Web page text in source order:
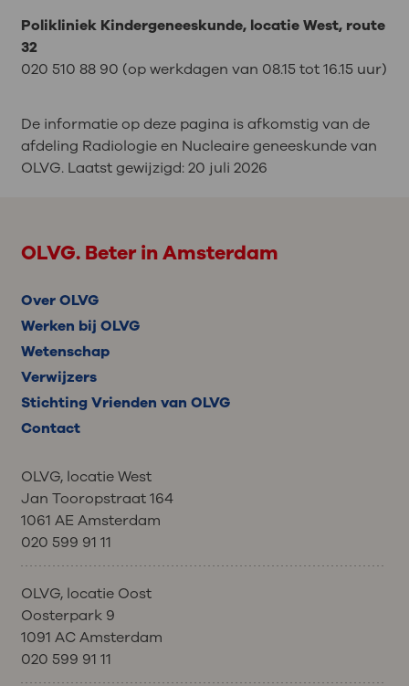
Polikliniek Kindergeneeskunde, locatie West, route
32
020 510 88 90 (op werkdagen van 08.15 tot 16.15 uur)
De informatie op deze pagina is afkomstig van de
afdeling Radiologie en Nucleaire geneeskunde van
OLVG. Laatst gewijzigd:20 juli 2026
OLVG. Beter in Amsterdam
Over OLVG
Werken bij OLVG
Wetenschap
Verwijzers
Stichting Vrienden van OLVG
Contact
OLVG, locatie West
Jan Tooropstraat 164
1061 AE Amsterdam
020 599 91 11
OLVG, locatie Oost
Oosterpark 9
1091 AC Amsterdam
020 599 91 11